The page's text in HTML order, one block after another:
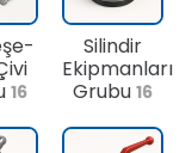
16
Silindir
Ekipmanları
Grubu 16